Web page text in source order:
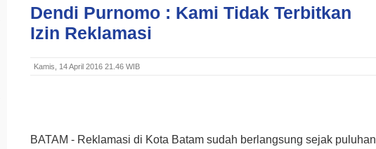
Dendi Purnomo : Kami Tidak Terbitkan
Izin Reklamasi
Kamis, 14 April 2016 21.46 WIB
BATAM - Reklamasi di Kota Batam sudah berlangsung sejak puluhan